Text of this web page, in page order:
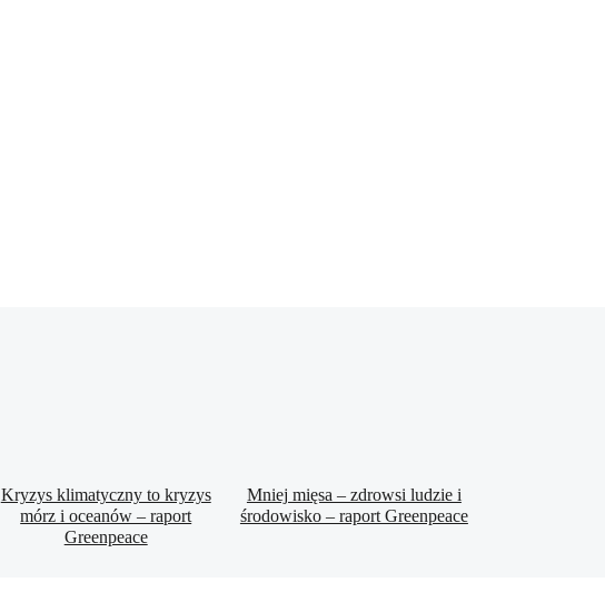
Kryzys klimatyczny to kryzys
mórz i oceanów – raport
Greenpeace
Mniej mięsa – zdrowsi ludzie i
środowisko – raport Greenpeace